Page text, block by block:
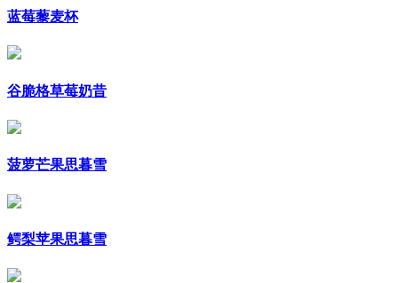
蓝莓藜麦杯
谷脆格草莓奶昔
菠萝芒果思暮雪
鳄梨苹果思暮雪